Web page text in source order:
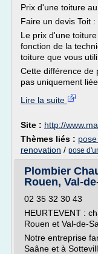
Prix d'une toiture
Faire un devis Toit
Le prix d'une
fonction de la
toiture que vous
Cette différence de
pas uniquement
Lire la suite
Site : http://
Thèmes liés :
renovation / pose
Plombier
Rouen, Val-
02 35 32 30 43
HEURTEVENT :
Rouen et Val-de-
Notre entreprise
Saâne et à